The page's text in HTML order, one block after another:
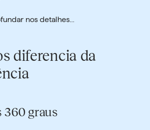
nos detalhes…
diferencia da
360 graus